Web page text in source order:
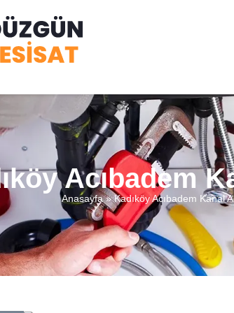
Acıbadem
Anasayfa»Kadıköy Acıbadem Kanal